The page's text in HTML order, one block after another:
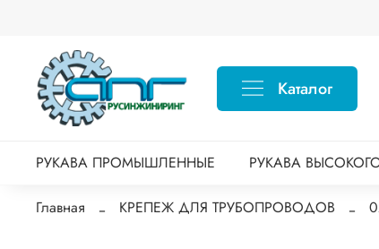
Каталог
РУКАВА ПРОМЫШЛЕННЫЕ РУКАВА
Главная КРЕПЕЖ ДЛЯ ТРУБОПРОВОДОВ